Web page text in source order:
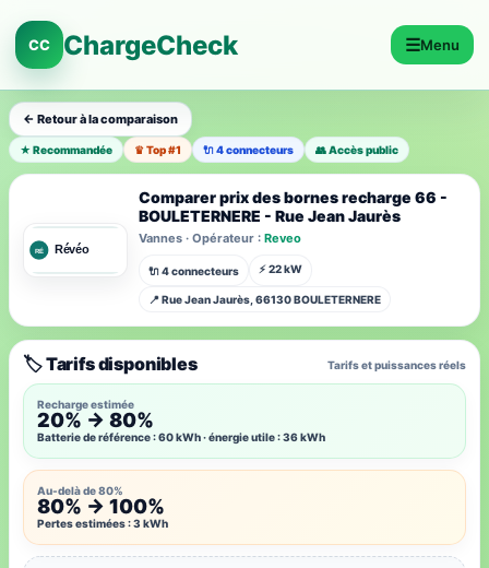
CC ChargeCheck ☰Menu
← Retour à la comparaison
★ Recommandée ♛ Top #1 🔌 4 connecteurs 👥 Accès public
Comparer prix des bornes recharge 66 -
BOULETERNERE - Rue Jean Jaurès
Vannes · Opérateur : Reveo
🔌 4 connecteurs ⚡ 22 kW
📍 Rue Jean Jaurès, 66130 BOULETERNERE
🏷️ Tarifs disponibles Tarifs et puissances réels
Recharge estimée
20% → 80%
Batterie de référence : 60 kWh · énergie utile : 36 kWh
Au-delà de 80%
80% → 100%
Pertes estimées : 3 kWh